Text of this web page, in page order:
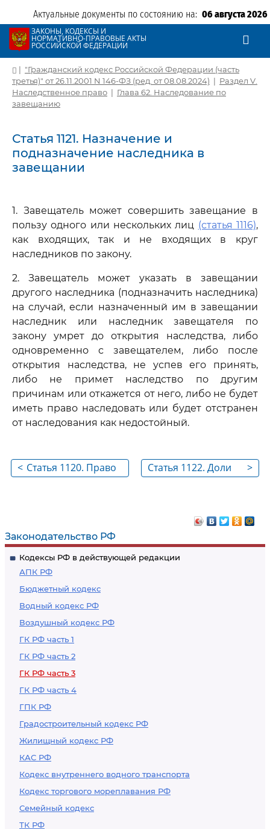
Актуальные документы по состоянию на: 06 августа 2026
ЗАКОНЫ, КОДЕКСЫ И
НОРМАТИВНО-ПРАВОВЫЕ АКТЫ
РОССИЙСКОЙ ФЕДЕРАЦИИ
Законодательство РФ
Кодексы РФ в действующей редакции
АПК РФ
Бюджетный кодекс
Водный кодекс РФ
Воздушный кодекс РФ
ГК РФ часть 1
ГК РФ часть 2
ГК РФ часть 3
ГК РФ часть 4
ГПК РФ
Градостроительный кодекс РФ
Жилищный кодекс РФ
КАС РФ
Кодекс внутреннего водного транспорта
Кодекс торгового мореплавания РФ
Семейный кодекс
ТК РФ
| "Гражданский кодекс Российской Федерации (часть
третья)" от 26.11.2001 N 146-ФЗ (ред. от 08.08.2024) | Раздел V.
Наследственное право | Глава 62. Наследование по
завещанию
Статья 1121. Назначение и
подназначение наследника в
завещании
1. Завещатель может совершить завещание в
пользу одного или нескольких лиц (статья 1116),
как входящих, так и не входящих в круг
наследников по закону.
2. Завещатель может указать в завещании
другого наследника (подназначить наследника)
на случай, если назначенный им в завещании
наследник или наследник завещателя по
закону умрет до открытия наследства, либо
одновременно с завещателем, либо после
открытия наследства, не успев его принять,
либо не примет наследство по другим
причинам или откажется от него, либо не будет
иметь право наследовать или будет отстранен
от наследования как недостойный.
< Статья 1120. Право
>
Статья 1122. Доли
имуществе